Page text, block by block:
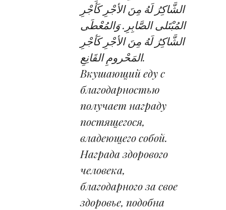
الشَّاكِرُ لَهُ مِنَ الأجْرِ كَأَجْرِ
المُبْتَلى الصَّابِرِ. وَالمُعْطَى
الشَّاكِرُ لَهُ مِنَ الأجْرِ كَأجْرِ
المَحْرومِ القَانِعِ.
Вкушающий еду с
благодарностью
получает награду
постящегося,
владеющего собой.
Награда здорового
человека,
благодарного за свое
здоровье, подобна